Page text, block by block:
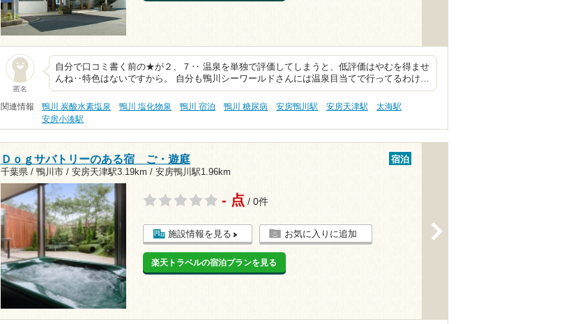
匿名
自分で口コミ書く前の★が２、７‥ 温泉を単独で評価してしまうと、低評価はやむを得ませ
んね‥特色はないですから。 自分も鴨川シーワールドさんには温泉目当てで行ってるわけ…
関連情報 鴨川 炭酸水素塩泉 鴨川 塩化物泉 鴨川 宿泊 鴨川 糖尿病 安房鴨川駅 安房天津駅
太海駅
安房小湊駅
Ｄｏｇサバトリーのある宿 ご・遊庭
千葉県 / 鴨川市 / 安房天津駅3.19km / 安房鴨川駅1.96km
宿泊
- 点 / 0件
施設情報を見る お気に入りに追加
楽天トラベルの宿泊プランを見る